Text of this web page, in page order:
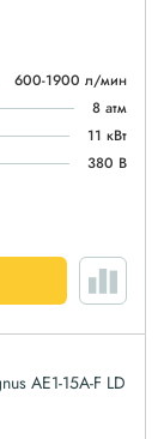
600-1900 л/мин
8 атм
11 кВт
380 В
АЕ1-15A-F LD